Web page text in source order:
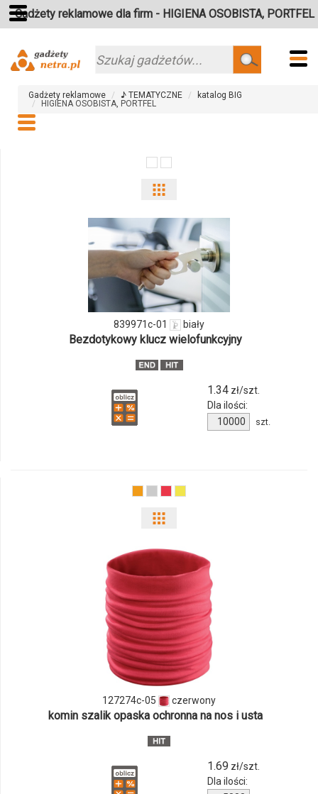
Gadżety reklamowe dla firm - HIGIENA OSOBISTA, PORTFEL
Szukaj
Gadżety reklamowe ♪ TEMATYCZNE
katalog BIG
HIGIENA OSOBISTA, PORTFEL
odmiany
i
ilości
produktu
839971c-
01
839971c-01 biały
Bezdotykowy klucz wielofunkcyjny
1.34zł/szt.
Dla ilości:
Ilość
produktu
szt.
odmiany
i
ilości
produktu
127274c-
05
127274c-05 czerwony
komin szalik opaska ochronna na nos i usta
1.69 zł/szt.
Dla ilości: